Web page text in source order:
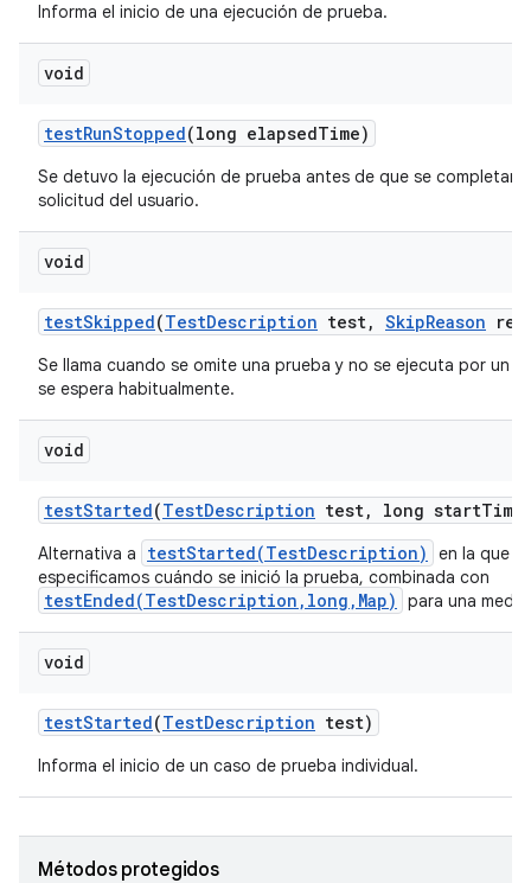
Informa el inicio de una ejecución de prueba.
void
testRunStopped(long elapsedTime)
Se detuvo la ejecución de prueba antes de que se
solicitud del usuario.
void
testSkipped(TestDescription test, SkipReason
Se llama cuando se omite una prueba y no se ejecuta por un
se espera habitualmente.
void
testStarted(TestDescription test, long start
Alternativa a testStarted(TestDescription)
en la que
especificamos cuándo se inició la prueba, combinada con
testEnded(TestDescription,long,Map) para una
void
testStarted(TestDescription test)
Informa el inicio de un caso de prueba individual.
Métodos protegidos